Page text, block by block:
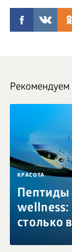
Рекомендуем
КРАСОТА
Пептиды
wellness:
столько